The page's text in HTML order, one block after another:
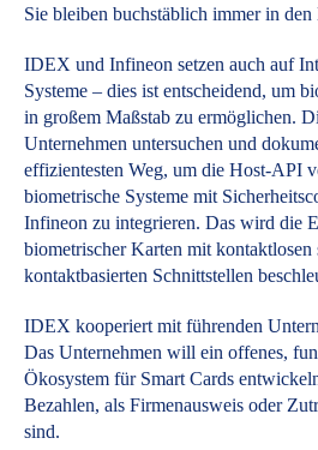
Sie bleiben buchstäblich immer in den
IDEX und Infineon setzen auch auf
Systeme – dies ist entscheidend, um
in großem Maßstab zu ermöglichen.
Unternehmen untersuchen und
effizientesten Weg, um die Host-API
biometrische Systeme mit
Infineon zu integrieren. Das wird die
biometrischer Karten mit kontaktlosen
kontaktbasierten Schnittstellen
IDEX kooperiert mit führenden
Das Unternehmen will ein offenes,
Ökosystem für Smart Cards
Bezahlen, als Firmenausweis oder
sind.